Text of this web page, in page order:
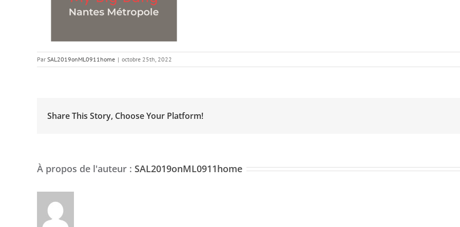
Par SAL2019onML0911home | octobre 25th, 2022
Share This Story, Choose Your Platform!
À propos de l'auteur : SAL2019onML0911home